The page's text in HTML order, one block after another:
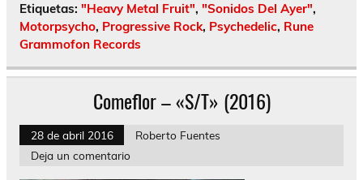
Etiquetas: "Heavy Metal Fruit", "Sonidos Del Ayer",
Motorpsycho, Progressive Rock, Psychedelic, Rune
Grammofon Records
Comeflor – «S/T» (2016)
28 de abril 2016
Roberto Fuentes
Deja un comentario